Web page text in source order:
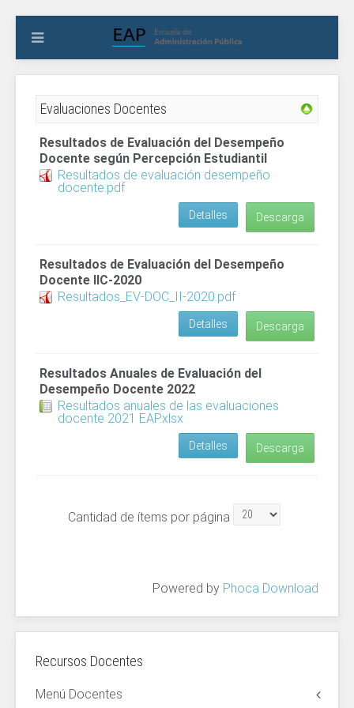
Evaluaciones Docentes
Resultados de Evaluación del Desempeño
Docente según Percepción Estudiantil
Resultados de evaluación desempeño
docente.pdf
Descarga
Detalles
Resultados de Evaluación del Desempeño
Docente IIC-2020
Resultados_EV-DOC_II-2020.pdf
Descarga
Detalles
Resultados Anuales de Evaluación del
Desempeño Docente 2022
Resultados anuales de las evaluaciones
docente 2021 EAP.xlsx
Descarga
Detalles
Cantidad de ítems por página
Powered by Phoca Download
Recursos Docentes
Menú Docentes